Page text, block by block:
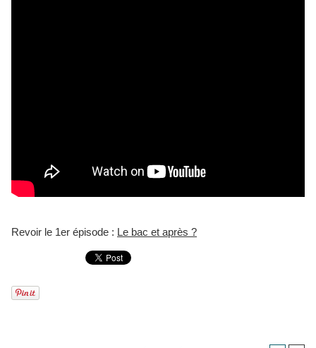
Revoir le 1er épisode : Le bac et après ?